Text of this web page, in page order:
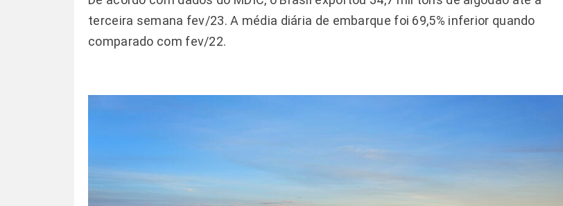
terceira semana fev/23. A média diária de embarque foi 69,5% inferior quando
comparado com fev/22.